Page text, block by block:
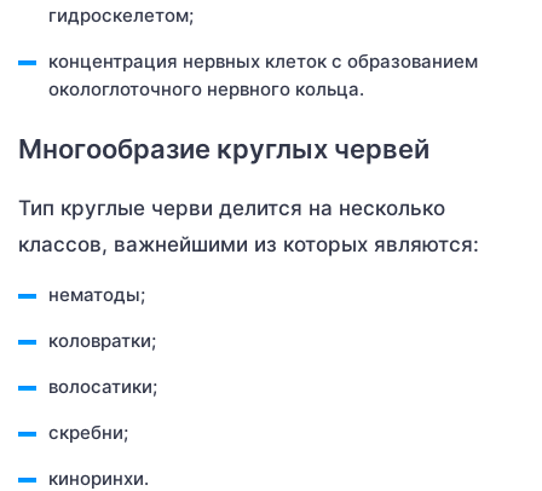
гидроскелетом;
концентрация нервных клеток с образованием
окологлоточного нервного кольца.
Многообразие круглых червей
Тип круглые черви делится на несколько
классов, важнейшими из которых являются:
нематоды;
коловратки;
волосатики;
скребни;
киноринхи.